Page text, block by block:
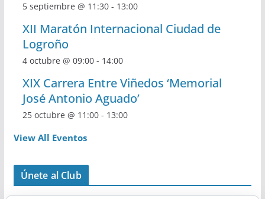
5 septiembre @ 11:30- 13:00
XII Maratón Internacional Ciudad de
Logroño
4 octubre @ 09:00- 14:00
XIX Carrera Entre Viñedos ‘Memorial
José Antonio Aguado’
25 octubre @ 11:00- 13:00
View All Eventos
Únete al Club